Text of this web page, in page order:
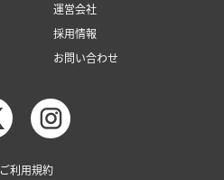
運営会社
採用情報
お問い合わせ
ご利用規約